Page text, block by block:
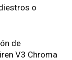
o
de
V3 Chroma